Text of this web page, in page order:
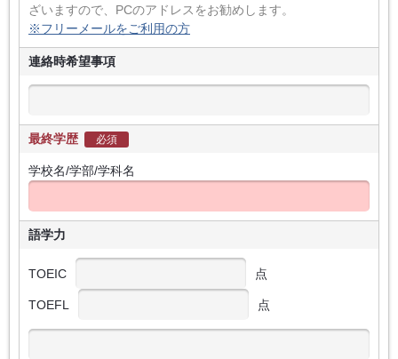
ざいますので、PCのアドレスをお勧めします。
※フリーメールをご利用の方
連絡時希望事項
最終学歴 必須
学校名/学部/学科名
語学力
TOEIC 点
TOEFL 点